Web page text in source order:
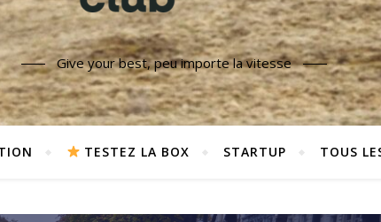
Give your best, peu importe la vitesse
TESTEZ LA BOX STARTUP TOUS